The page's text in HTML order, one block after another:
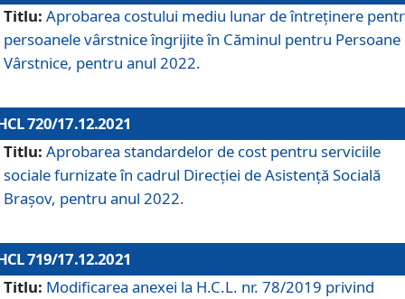
Titlu: Aprobarea costului mediu lunar de întreţinere
persoanele vârstnice îngrijite în Căminul pentru Persoane
Vârstnice, pentru anul 2022.
720/17.12.2021
Titlu: Aprobarea standardelor de cost pentru serviciile
sociale furnizate în cadrul Direcției de Asistență Socială
Brașov, pentru anul 2022.
719/17.12.2021
Titlu: Modificarea anexei la H.C.L. nr. 78/2019 privind